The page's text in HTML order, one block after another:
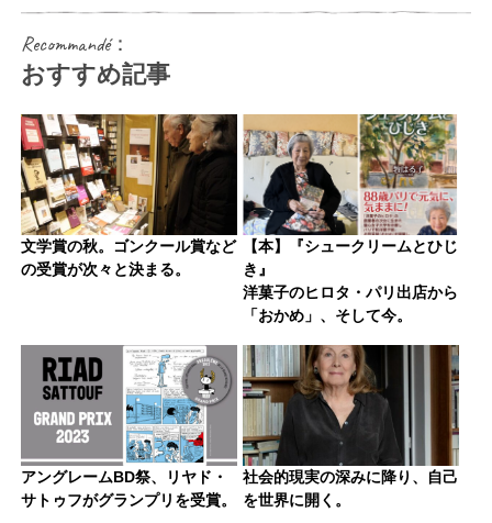
Recommandé：
おすすめ記事
文学賞の秋。ゴンクール賞など
の受賞が次々と決まる。
【本】『シュークリームとひじ
き』
洋菓子のヒロタ・パリ出店から
「おかめ」、そして今。
アングレームBD祭、リヤド・
サトゥフがグランプリを受賞。
社会的現実の深みに降り、自己
を世界に開く。